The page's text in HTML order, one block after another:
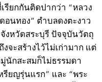
รียกกันติดปากว่า “หลวง
อนทอง” ตำบลดงตะงาว
งหวัดสระบุรี ปัจจุบันวัตถุ
จะสร้างไว้ไม่เก่ามาก แต่
นักสะสมก็ไม่ธรรมดา
รียญรุ่นแรก” และ “พระ